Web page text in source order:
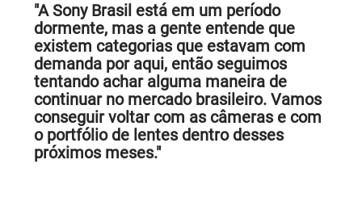
"A Sony Brasil está em um período
dormente, mas a gente entende que
existem categorias que estavam com
demanda por aqui, então seguimos
tentando achar alguma maneira de
continuar no mercado brasileiro. Vamos
conseguir voltar com as câmeras e com
o portfólio de lentes dentro desses
próximos meses."